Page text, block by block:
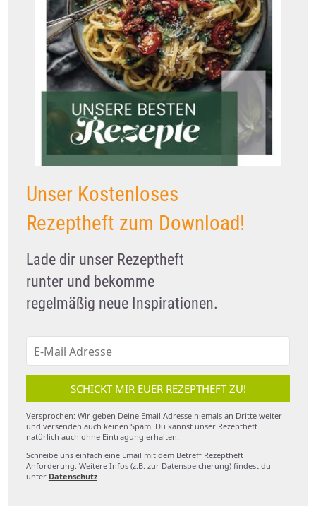
Unser Kostenloses
Rezeptheft zum Download!
Lade dir unser Rezeptheft
runter und bekomme
regelmäßig neue Inspirationen.
SCHICKT MIR EUER REZEPTHEFT ZU!
Versprochen: Wir geben Deine Email Adresse niemals an Dritte weiter
und versenden auch keinen Spam. Du kannst unser Rezeptheft
natürlich auch ohne Eintragung erhalten.
Schreibe uns einfach eine Email mit dem Betreff Rezeptheft
Anforderung. Weitere Infos (z.B. zur Datenspeicherung) findest du
unter Datenschutz